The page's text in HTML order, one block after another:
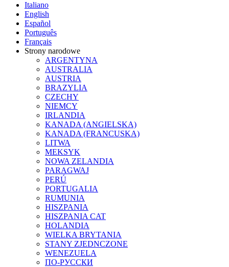
Italiano
English
Español
Português
Français
Strony narodowe
ARGENTYNA
AUSTRALIA
AUSTRIA
BRAZYLIA
CZECHY
NIEMCY
IRLANDIA
KANADA (ANGIELSKA)
KANADA (FRANCUSKA)
LITWA
MEKSYK
NOWA ZELANDIA
PARAGWAJ
PERÚ
PORTUGALIA
RUMUNIA
HISZPANIA
HISZPANIA CAT
HOLANDIA
WIELKA BRYTANIA
STANY ZJEDNCZONE
WENEZUELA
ПО-РУССКИ